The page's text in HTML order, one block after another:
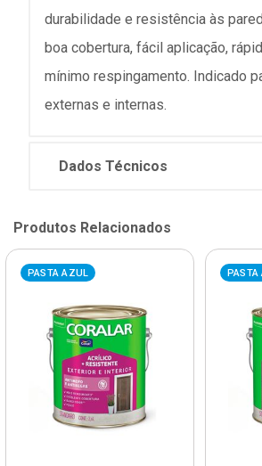
durabilidade e resistência às
boa cobertura, fácil aplicação,
mínimo respingamento. Indicado
externas e internas.
Dados Técnicos
Produtos Relacionados
PASTA AZUL PASTA